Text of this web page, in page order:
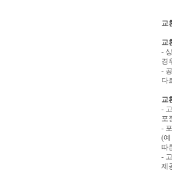
교
교
-
경
-
다
교
-
포
-
(예
따
-
제